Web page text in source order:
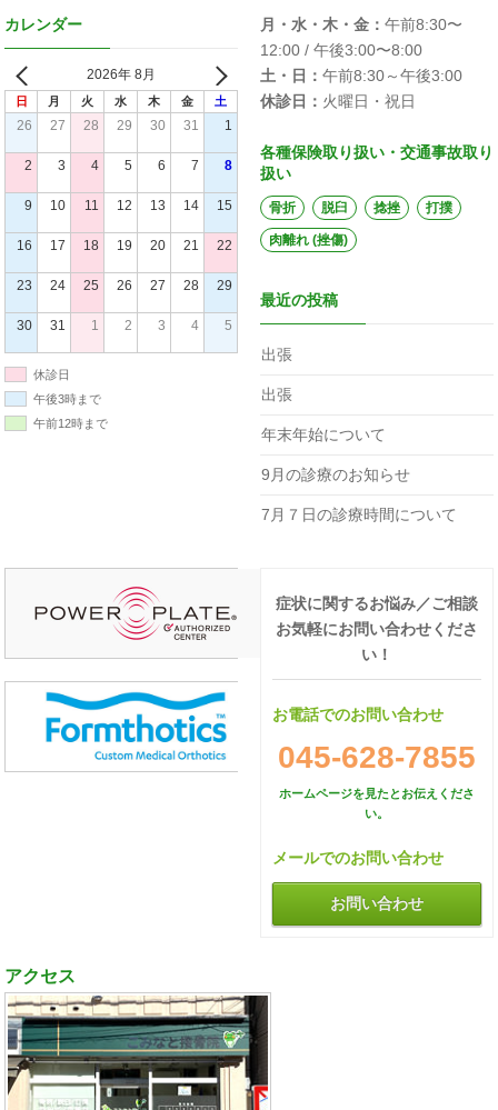
カレンダー
2026年 8月
日 月 火 水 木 金 土
26 27 28 29 30 31 1
2 3 4 5 6 7 8
9 10 11 12 13 14 15
16 17 18 19 20 21 22
23 24 25 26 27 28 29
30 31 1 2 3 4 5
休診日
午後3時まで
午前12時まで
月・水・木・金： 午前8:30〜
12:00 / 午後3:00〜8:00
土・日： 午前8:30～午後3:00
休診日： 火曜日・祝日
各種保険取り扱い・交通事故取り
扱い
骨折 脱臼 捻挫 打撲
肉離れ (挫傷)
最近の投稿
出張
出張
年末年始について
9月の診療のお知らせ
7月７日の診療時間について
症状に関するお悩み／ご相談
お気軽にお問い合わせくださ
い！
お電話でのお問い合わせ
045-628-7855
ホームページを見たとお伝えくださ
い。
メールでのお問い合わせ
お問い合わせ
アクセス